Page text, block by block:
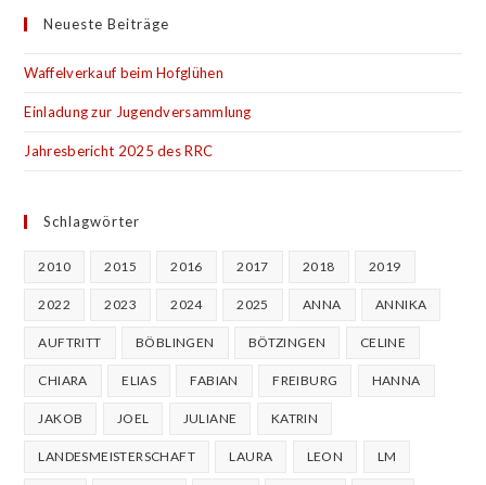
Neueste Beiträge
Waffelverkauf beim Hofglühen
Einladung zur Jugendversammlung
Jahresbericht 2025 des RRC
Schlagwörter
2010 2015 2016 2017 2018 2019
2022 2023 2024 2025 ANNA ANNIKA
AUFTRITT BÖBLINGEN BÖTZINGEN CELINE
CHIARA ELIAS FABIAN FREIBURG HANNA
JAKOB JOEL JULIANE KATRIN
LANDESMEISTERSCHAFT LAURA LEON LM